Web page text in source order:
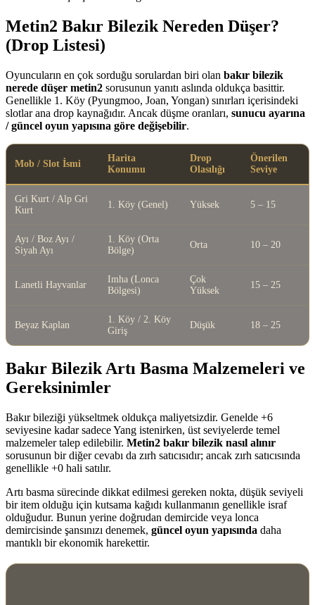
Metin2 Bakır Bilezik Nereden Düşer?
(Drop Listesi)
Oyuncuların en çok sorduğu sorulardan biri olan bakır bilezik
nerede düşer metin2 sorusunun yanıtı aslında oldukça basittir.
Genellikle 1. Köy (Pyungmoo, Joan, Yongan) sınırları içerisindeki
slotlar ana drop kaynağıdır. Ancak düşme oranları, sunucu ayarına
/ güncel oyun yapısına göre değişebilir.
Mob / Slot İsmi
Harita
Konumu
Drop
Olasılığı
Önerilen
Seviye
Gri Kurt / Alp Gri
Kurt
1. Köy (Genel) Yüksek 5 – 15
Ayı / Boz Ayı /
Siyah Ayı
1. Köy (Orta
Bölge)
Orta 10 – 20
Lanetli Hayvanlar
Imha (Lonca
Bölgesi)
Çok
Yüksek
15 – 25
Beyaz Kaplan
1. Köy / 2. Köy
Giriş
Düşük 18 – 25
Bakır Bilezik Artı Basma Malzemeleri ve
Gereksinimler
Bakır bileziği yükseltmek oldukça maliyetsizdir. Genelde +6
seviyesine kadar sadece Yang istenirken, üst seviyelerde temel
malzemeler talep edilebilir. Metin2 bakır bilezik nasıl alınır
sorusunun bir diğer cevabı da zırh satıcısıdır; ancak zırh satıcısında
genellikle +0 hali satılır.
Artı basma sürecinde dikkat edilmesi gereken nokta, düşük seviyeli
bir item olduğu için kutsama kağıdı kullanmanın genellikle israf
olduğudur. Bunun yerine doğrudan demircide veya lonca
demircisinde şansınızı denemek, güncel oyun yapısında daha
mantıklı bir ekonomik harekettir.